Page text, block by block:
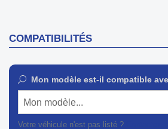
COMPATIBILITÉS
Mon modèle est-il compatible
Mon modèle...
Votre véhicule n'est pas listé ?